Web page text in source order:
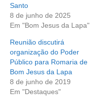
Santo
8 de junho de 2025
Em "Bom Jesus da Lapa"
Reunião discutirá
organização do Poder
Público para Romaria de
Bom Jesus da Lapa
8 de junho de 2019
Em "Destaques"